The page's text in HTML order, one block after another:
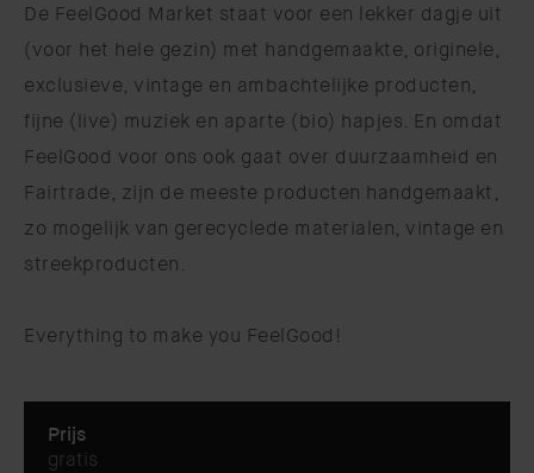
De FeelGood Market staat voor een lekker dagje uit
(voor het hele gezin) met handgemaakte, originele,
exclusieve, vintage en ambachtelijke producten,
fijne (live) muziek en aparte (bio) hapjes. En omdat
FeelGood voor ons ook gaat over duurzaamheid en
Fairtrade, zijn de meeste producten handgemaakt,
zo mogelijk van gerecyclede materialen, vintage en
streekproducten.
Everything to make you FeelGood!
Prijs
gratis